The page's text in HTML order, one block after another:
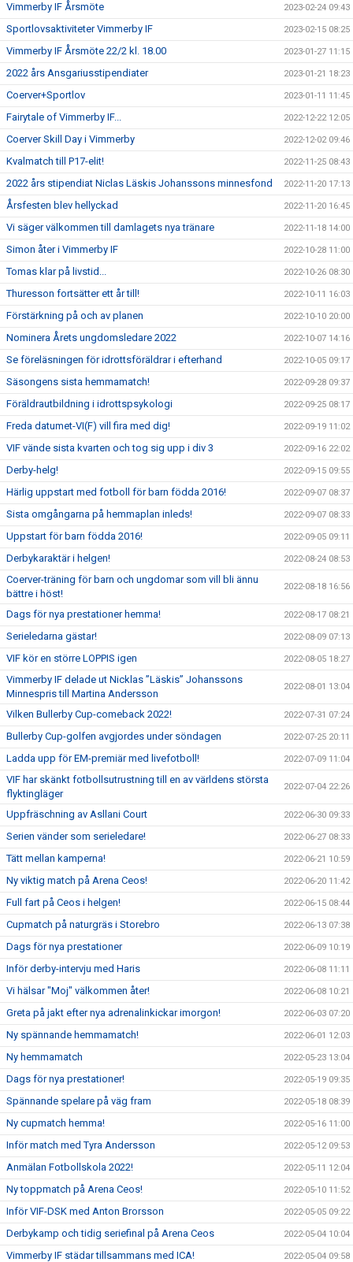
Vimmerby IF Årsmöte 2023-02-24 09:43
Sportlovsaktiviteter Vimmerby IF 2023-02-15 08:25
Vimmerby IF Årsmöte 22/2 kl. 18.00 2023-01-27 11:15
2022 års Ansgariusstipendiater 2023-01-21 18:23
Coerver+Sportlov 2023-01-11 11:45
Fairytale of Vimmerby IF... 2022-12-22 12:05
Coerver Skill Day i Vimmerby 2022-12-02 09:46
Kvalmatch till P17-elit! 2022-11-25 08:43
2022 års stipendiat Niclas Läskis Johanssons minnesfond 2022-11-20 17:13
Årsfesten blev hellyckad 2022-11-20 16:45
Vi säger välkommen till damlagets nya tränare 2022-11-18 14:00
Simon åter i Vimmerby IF 2022-10-28 11:00
Tomas klar på livstid... 2022-10-26 08:30
Thuresson fortsätter ett år till! 2022-10-11 16:03
Förstärkning på och av planen 2022-10-10 20:00
Nominera Årets ungdomsledare 2022 2022-10-07 14:16
Se föreläsningen för idrottsföräldrar i efterhand 2022-10-05 09:17
Säsongens sista hemmamatch! 2022-09-28 09:37
Föräldrautbildning i idrottspsykologi 2022-09-25 08:17
Freda datumet-VI(F) vill fira med dig! 2022-09-19 11:02
VIF vände sista kvarten och tog sig upp i div 3 2022-09-16 22:02
Derby-helg! 2022-09-15 09:55
Härlig uppstart med fotboll för barn födda 2016! 2022-09-07 08:37
Sista omgångarna på hemmaplan inleds! 2022-09-07 08:33
Uppstart för barn födda 2016! 2022-09-05 09:11
Derbykaraktär i helgen! 2022-08-24 08:53
Coerver-träning för barn och ungdomar som vill bli ännu
bättre i höst!
2022-08-18 16:56
Dags för nya prestationer hemma! 2022-08-17 08:21
Serieledarna gästar! 2022-08-09 07:13
VIF kör en större LOPPIS igen 2022-08-05 18:27
Vimmerby IF delade ut Nicklas ”Läskis” Johanssons
Minnespris till Martina Andersson
2022-08-01 13:04
Vilken Bullerby Cup-comeback 2022! 2022-07-31 07:24
Bullerby Cup-golfen avgjordes under söndagen 2022-07-25 20:11
Ladda upp för EM-premiär med livefotboll! 2022-07-09 11:04
VIF har skänkt fotbollsutrustning till en av världens största
flyktingläger
2022-07-04 22:26
Uppfräschning av Asllani Court 2022-06-30 09:33
Serien vänder som serieledare! 2022-06-27 08:33
Tätt mellan kamperna! 2022-06-21 10:59
Ny viktig match på Arena Ceos! 2022-06-20 11:42
Full fart på Ceos i helgen! 2022-06-15 08:44
Cupmatch på naturgräs i Storebro 2022-06-13 07:38
Dags för nya prestationer 2022-06-09 10:19
Inför derby-intervju med Haris 2022-06-08 11:11
Vi hälsar "Moj" välkommen åter! 2022-06-08 10:21
Greta på jakt efter nya adrenalinkickar imorgon! 2022-06-03 07:20
Ny spännande hemmamatch! 2022-06-01 12:03
Ny hemmamatch 2022-05-23 13:04
Dags för nya prestationer! 2022-05-19 09:35
Spännande spelare på väg fram 2022-05-18 08:39
Ny cupmatch hemma! 2022-05-16 11:00
Inför match med Tyra Andersson 2022-05-12 09:53
Anmälan Fotbollskola 2022! 2022-05-11 12:04
Ny toppmatch på Arena Ceos! 2022-05-10 11:52
Inför VIF-DSK med Anton Brorsson 2022-05-05 09:22
Derbykamp och tidig seriefinal på Arena Ceos 2022-05-04 10:04
Vimmerby IF städar tillsammans med ICA! 2022-05-04 09:58